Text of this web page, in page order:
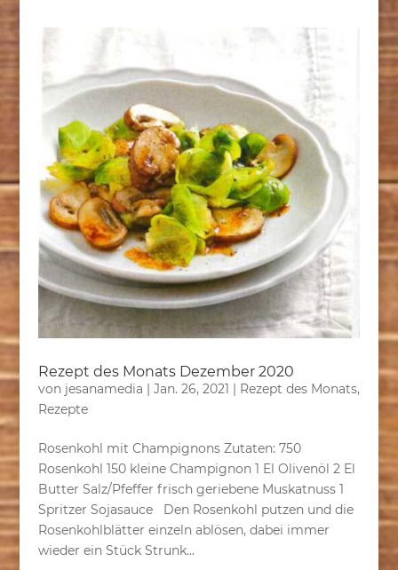
Rezept des Monats Dezember 2020
von jesanamedia Jan. 26, 2021 Rezept des Monats,
Rezepte
Rosenkohl mit Champignons Zutaten: 750
Rosenkohl 150 kleine Champignon 1 El Olivenöl 2 El
Butter Salz/Pfeffer frisch geriebene Muskatnuss 1
Spritzer Sojasauce Den Rosenkohl putzen und die
Rosenkohlblätter einzeln ablösen, dabei immer
wieder ein Stück Strunk...